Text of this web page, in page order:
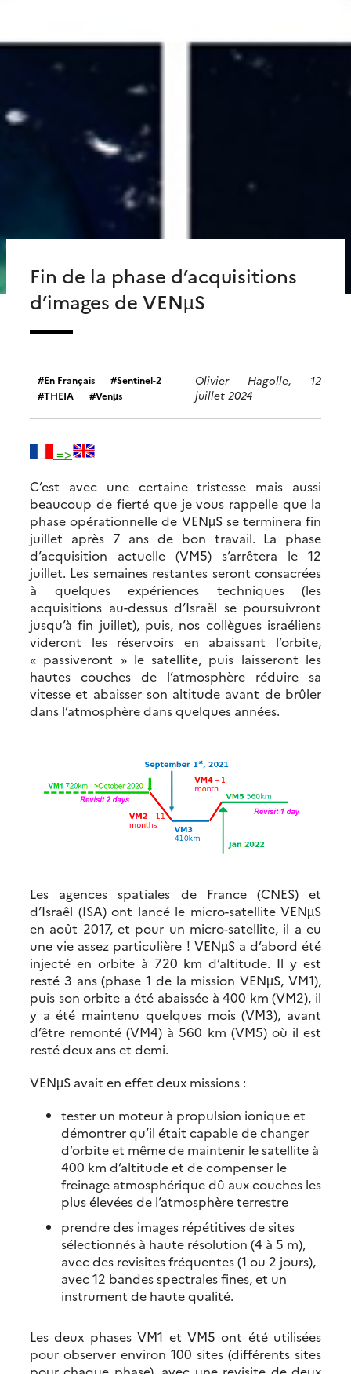
Fin de la phase d’acquisitions
d’images de VENµS
En Français
Sentinel-2
THEIA
Venµs
Olivier Hagolle, 12
juillet 2024
=>
C’est avec une certaine tristesse mais aussi
beaucoup de fierté que je vous rappelle que la
phase opérationnelle de VENµS se terminera fin
juillet après 7 ans de bon travail. La phase
d’acquisition actuelle (VM5) s’arrêtera le 12
juillet. Les semaines restantes seront consacrées
à quelques expériences techniques (les
acquisitions au-dessus d’Israël se poursuivront
jusqu’à fin juillet), puis, nos collègues israéliens
videront les réservoirs en abaissant l’orbite,
« passiveront » le satellite, puis laisseront les
hautes couches de l’atmosphère réduire sa
vitesse et abaisser son altitude avant de brûler
dans l’atmosphère dans quelques années.
Les agences spatiales de France (CNES) et
d’Israêl (ISA) ont lancé le micro-satellite VENµS
en août 2017, et pour un micro-satellite, il a eu
une vie assez particulière ! VENµS a d’abord été
injecté en orbite à 720 km d’altitude. Il y est
resté 3 ans (phase 1 de la mission VENµS, VM1),
puis son orbite a été abaissée à 400 km (VM2), il
y a été maintenu quelques mois (VM3), avant
d’être remonté (VM4) à 560 km (VM5) où il est
resté deux ans et demi.
VENµS avait en effet deux missions :
tester un moteur à propulsion ionique et
démontrer qu’il était capable de changer
d’orbite et même de maintenir le satellite à
400 km d’altitude et de compenser le
freinage atmosphérique dû aux couches les
plus élevées de l’atmosphère terrestre
prendre des images répétitives de sites
sélectionnés à haute résolution (4 à 5 m),
avec des revisites fréquentes (1 ou 2 jours),
avec 12 bandes spectrales fines, et un
instrument de haute qualité.
Les deux phases VM1 et VM5 ont été utilisées
pour observer environ 100 sites (différents sites
pour chaque phase), avec une revisite de deux